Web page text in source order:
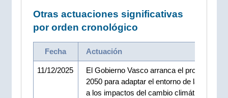
Otras actuaciones significativas
por orden cronológico
Fecha Actuación
11/12/2025
El Gobierno Vasco arranca el proyecto BIK
2050 para adaptar el entorno de la ría de
a los impactos del cambio climático y la